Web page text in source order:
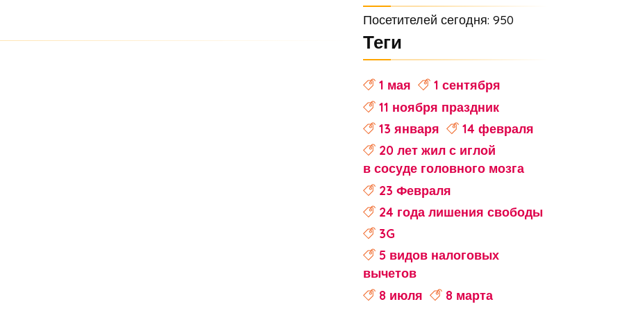
Посетителей сегодня: 950
Теги
1 мая
1 сентября
11 ноября праздник
13 января
14 февраля
20 лет жил с иглой
в сосуде головного мозга
23 Февраля
24 года лишения свободы
3G
5 видов налоговых
вычетов
8 июля
8 марта